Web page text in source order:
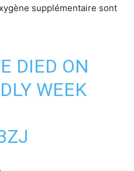
supplémentaire sont
DIED ON
WEEK